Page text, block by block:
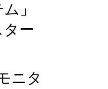
」
ター
ニタ